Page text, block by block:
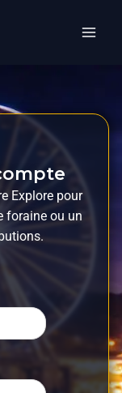
Explore pour
foraine ou un